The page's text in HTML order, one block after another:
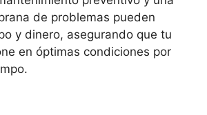
de problemas pueden
y dinero, asegurando que tu
en óptimas condiciones por